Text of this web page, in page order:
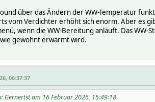
über das Ändern der WW-Temperatur
vom Verdichter erhöht sich enorm. Aber es
wenn die WW-Bereitung anläuft. Das
wie gewohnt erwärmt wird.
06:37:37
Gernertst am 16 Februar 2026, 15:49:18